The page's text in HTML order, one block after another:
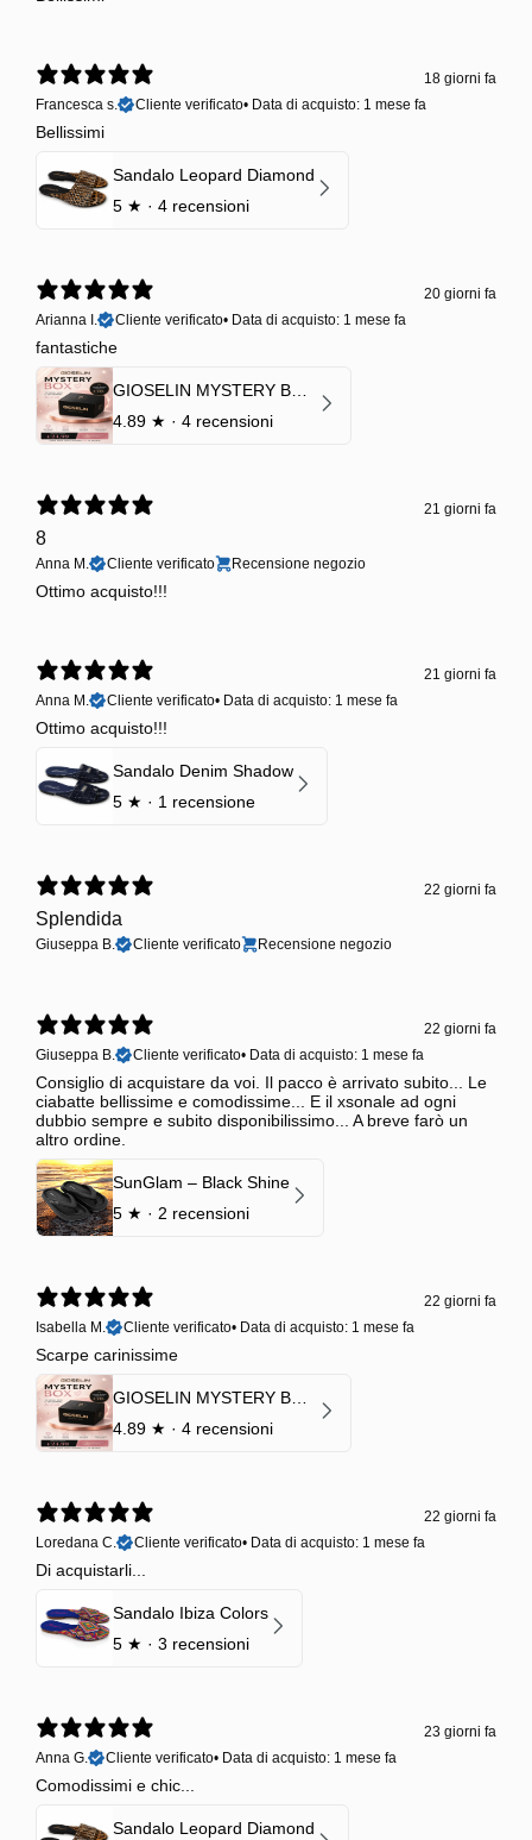
18 giorni fa
Francesca s.
Cliente verificato• Data di acquisto: 1 mese fa
Bellissimi
Sandalo Leopard Diamond
5 ★ · 4 recensioni
20 giorni fa
Arianna I.
Cliente verificato• Data di acquisto: 1 mese fa
fantastiche
GIOSELIN MYSTERY BOX | €24,99 → Valore garantito minimo €70
4.89 ★ · 4 recensioni
21 giorni fa
8
Anna M. Cliente verificato Recensione negozio
Ottimo acquisto!!!
21 giorni fa
Anna M.
Cliente verificato• Data di acquisto: 1 mese fa
Ottimo acquisto!!!
Sandalo Denim Shadow
5 ★ · 1 recensione
22 giorni fa
Splendida
Giuseppa B. Cliente verificato Recensione negozio
22 giorni fa
Giuseppa B.
Cliente verificato• Data di acquisto: 1 mese fa
Consiglio di acquistare da voi. Il pacco è arrivato subito... Le
ciabatte bellissime e comodissime... E il xsonale ad ogni
dubbio sempre e subito disponibilissimo... A breve farò un
altro ordine.
SunGlam – Black Shine
5 ★ · 2 recensioni
22 giorni fa
Isabella M.
Cliente verificato• Data di acquisto: 1 mese fa
Scarpe carinissime
GIOSELIN MYSTERY BOX | €24,99 → Valore garantito minimo €70
4.89 ★ · 4 recensioni
22 giorni fa
Loredana C.
Cliente verificato• Data di acquisto: 1 mese fa
Di acquistarli...
Sandalo Ibiza Colors
5 ★ · 3 recensioni
23 giorni fa
Anna G.
Cliente verificato• Data di acquisto: 1 mese fa
Comodissimi e chic...
Sandalo Leopard Diamond